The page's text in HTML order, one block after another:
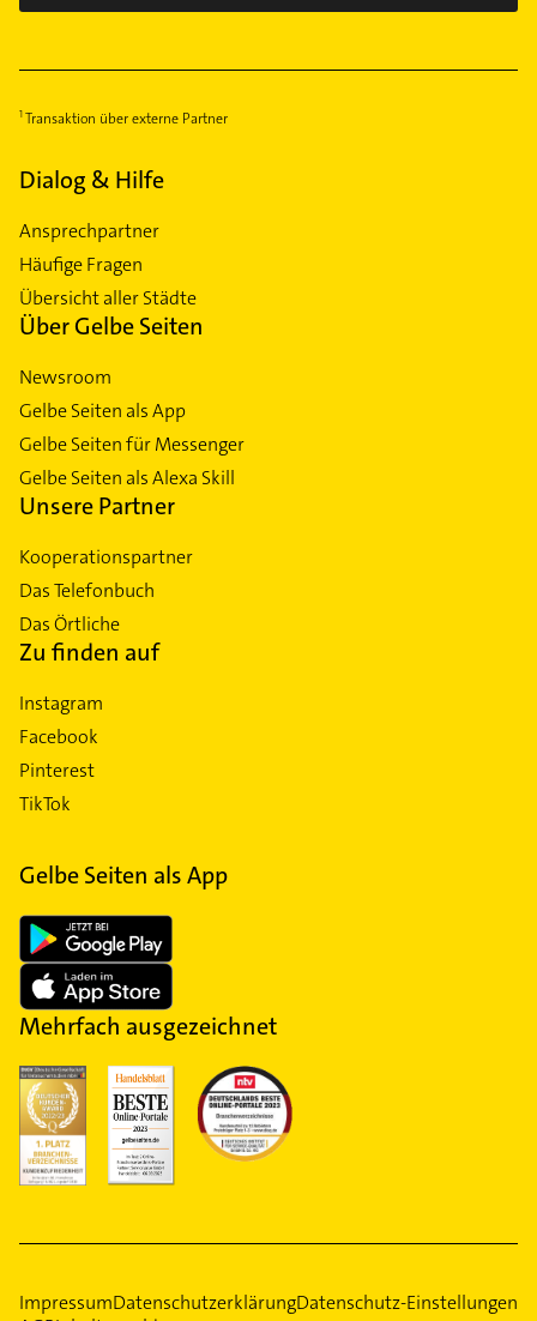
Transaktion über externe Partner
Dialog & Hilfe
Ansprechpartner
Häufige Fragen
Übersicht aller Städte
Über Gelbe Seiten
Newsroom
Gelbe Seiten als App
Gelbe Seiten für Messenger
Gelbe Seiten als Alexa Skill
Unsere Partner
Kooperationspartner
Das Telefonbuch
Das Örtliche
Zu finden auf
Instagram
Facebook
Pinterest
TikTok
Gelbe Seiten als App
Mehrfach ausgezeichnet
ImpressumDatenschutzerklärungDatenschutz-Einstellungen